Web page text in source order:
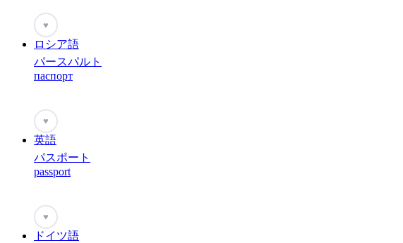
♥
ロシア語
パースパルト
паспорт
♥
英語
パスポート
passport
♥
ドイツ語